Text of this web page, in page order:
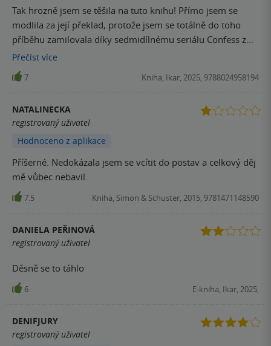
Tak hrozně jsem se těšila na tuto knihu! Přímo jsem se
modlila za její překlad, protože jsem se totálně do toho
příběhu zamilovala díky sedmidílnému seriálu Confess z
roku 2017. 🤗 ••• Nechápu kolik emocí a myšlenek se dá
do knihy o 288 stranách nacpat. Nenásilně, se skvělým
příběhem. Owen a Aburn, oba s těžkým příběhem a
nesrovnat se seriálem, který byl trochu víc akčnější a
pozměněný, ale i tak to miluju.
Přečíst více
7 Kniha, Ikar, 2025, 9788024958194
NATALINECKA
registrovaný uživatel
Hodnoceno z aplikace
Příšerné. Nedokázala jsem se vcítit do postav a celkový děj
mě vůbec nebavil.
7.5 Kniha, Simon & Schuster, 2015, 9781471148590
DANIELA PEŘINOVÁ
registrovaný uživatel
Děsně se to táhlo
6 E-kniha, Ikar, 2025,
DENIFJURY
registrovaný uživatel